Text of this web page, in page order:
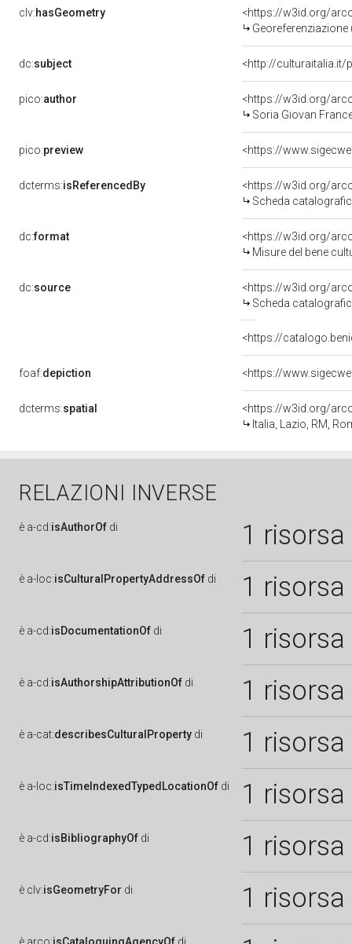
clv:hasGeometry
<https://w3id.org/
dc:subject <http://culturaitalia.it/
pico:author
<https://w3id.org/
Soria Giovan
pico:preview
dcterms:isReferencedBy
<https://w3id.org/
Scheda
dc:format
<https://w3id.org/
Misure del bene
dc:source
<https://w3id.org/
Scheda
<https://
foaf:depiction
dcterms:spatial
<https://w3id.org/
Italia, Lazio, RM,
RELAZIONI INVERSE
è a-cd:isAuthorOf di 1 risorsa
è a-loc:isCulturalPropertyAddressOf di 1 risorsa
è a-cd:isDocumentationOf di 1 risorsa
è a-cd:isAuthorshipAttributionOf di 1 risorsa
è a-cat:describesCulturalProperty di 1 risorsa
è a-loc:isTimeIndexedTypedLocationOf di 1 risorsa
è a-cd:isBibliographyOf di 1 risorsa
è clv:isGeometryFor di 1 risorsa